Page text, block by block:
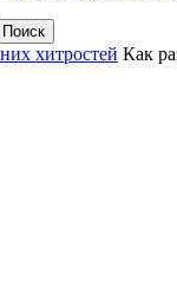
хитростей Как